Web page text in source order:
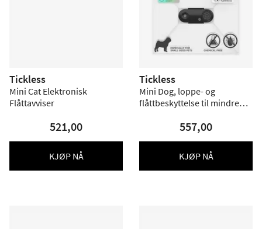
Tickless
Mini Cat Elektronisk
Flåttavviser
521,00
KJØP NÅ
Tickless
Mini Dog, loppe- og
flåttbeskyttelse til mindre
557,00
KJØP NÅ